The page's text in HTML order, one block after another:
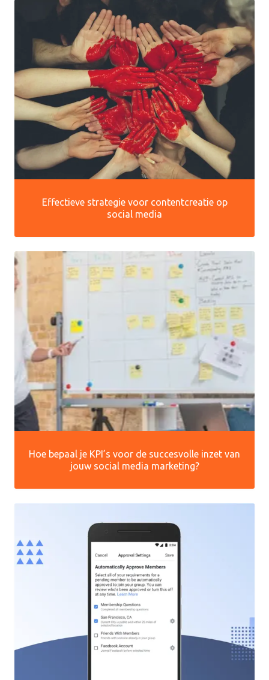
Effectieve strategie voor contentcreatie op
social media
Hoe bepaal je KPI’s voor de succesvolle inzet van
jouw social media marketing?